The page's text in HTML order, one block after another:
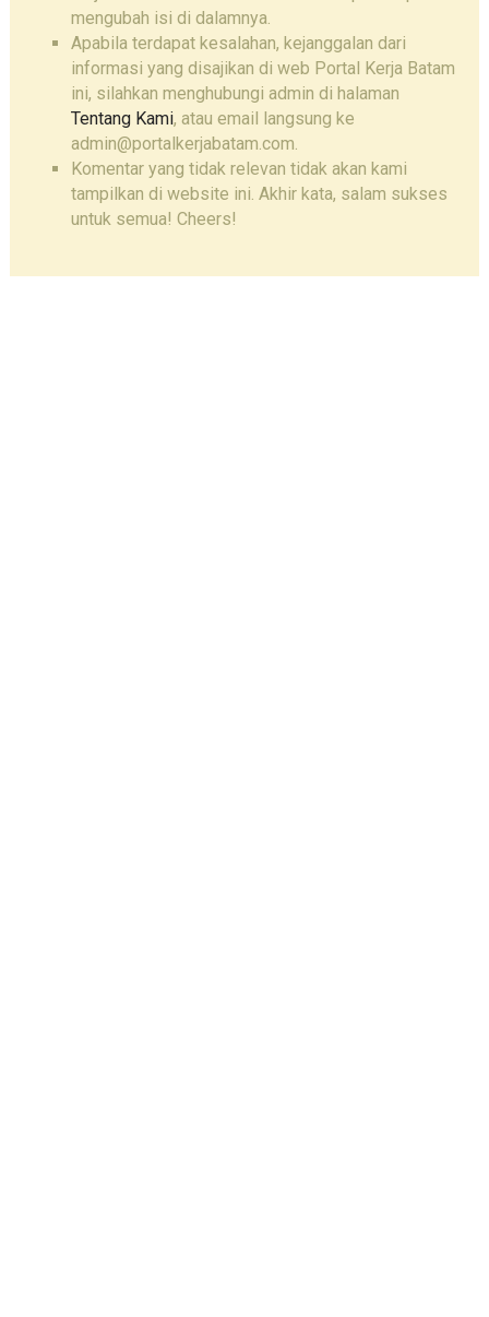
mengubah isi di dalamnya.
Apabila terdapat kesalahan, kejanggalan dari
informasi yang disajikan di web Portal Kerja Batam
ini, silahkan menghubungi admin di halaman
Tentang Kami, atau email langsung ke
admin@portalkerjabatam.com.
Komentar yang tidak relevan tidak akan kami
tampilkan di website ini. Akhir kata, salam sukses
untuk semua! Cheers!